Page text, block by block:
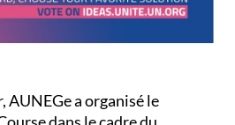
AUNEGe a organisé le